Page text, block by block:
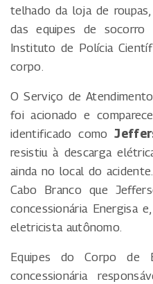
telhado da loja de
das equipes de
Instituto de Polícia
corpo.
O Serviço de
foi acionado e
identificado como
resistiu à descarga
ainda no local do
Cabo Branco que
concessionária Energisa
eletricista autônomo.
Equipes do Corpo de
concessionária